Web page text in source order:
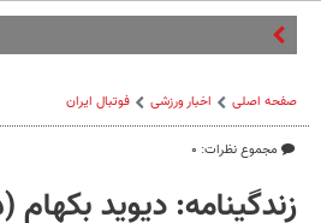
صفحه اصلی اخبار ورزشی فوتبال ايران
مجموع نظرات: ۰
زندگینامه: دیوید بکهام (۱۹۷۵ -)